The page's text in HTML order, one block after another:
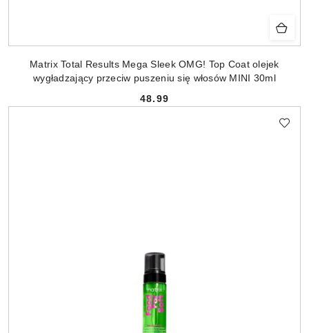
Matrix Total Results Mega Sleek OMG! Top Coat olejek
wygładzający przeciw puszeniu się włosów MINI 30ml
Cena:
48.99